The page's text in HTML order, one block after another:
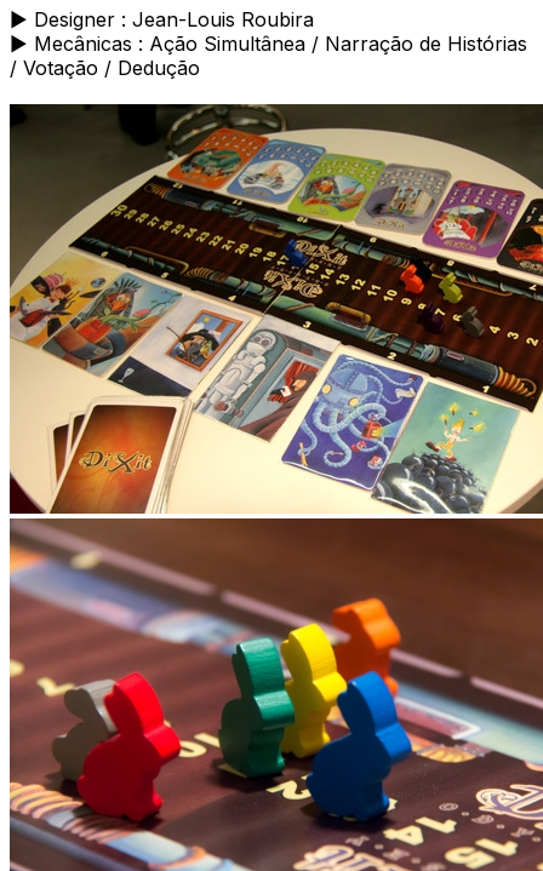
► Designer : Jean-Louis Roubira
► Mecânicas : Ação Simultânea / Narração de Histórias
/ Votação / Dedução